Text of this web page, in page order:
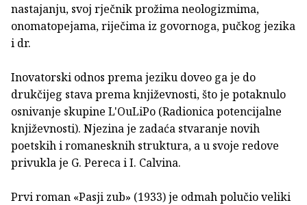
nastajanju, svoj rječnik prožima neologizmima,
onomatopejama, riječima iz govornoga, pučkog jezika
i dr.
Inovatorski odnos prema jeziku doveo ga je do
drukčijeg stava prema književnosti, što je potaknulo
osnivanje skupine L'OuLiPo (Radionica potencijalne
književnosti). Njezina je zadaća stvaranje novih
poetskih i romanesknih struktura, a u svoje redove
privukla je G. Pereca i I. Calvina.
Prvi roman «Pasji zub» (1933) je odmah polučio veliki